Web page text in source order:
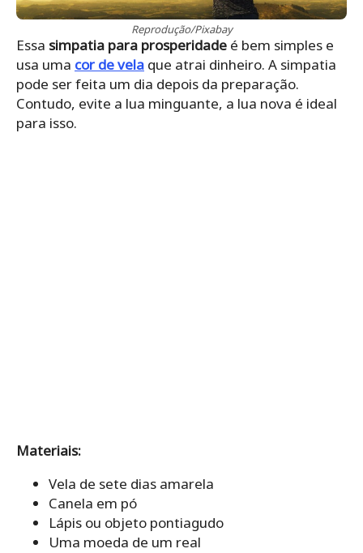
Reprodução/Pixabay
Essa simpatia para prosperidade é bem simples e
usa uma cor de vela que atrai dinheiro. A simpatia
pode ser feita um dia depois da preparação.
Contudo, evite a lua minguante, a lua nova é ideal
para isso.
Materiais:
Vela de sete dias amarela
Canela em pó
Lápis ou objeto pontiagudo
Uma moeda de um real